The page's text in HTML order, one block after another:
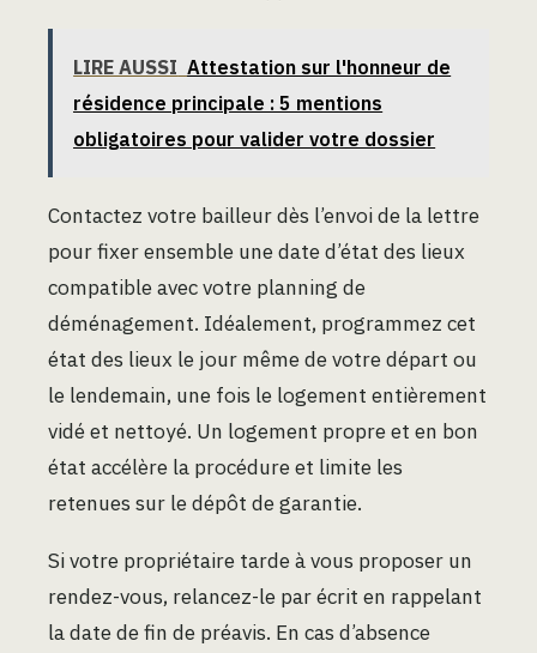
LIRE AUSSI Attestation sur l'honneur de
résidence principale : 5 mentions
obligatoires pour valider votre dossier
Contactez votre bailleur dès l’envoi de la lettre
pour fixer ensemble une date d’état des lieux
compatible avec votre planning de
déménagement. Idéalement, programmez cet
état des lieux le jour même de votre départ ou
le lendemain, une fois le logement entièrement
vidé et nettoyé. Un logement propre et en bon
état accélère la procédure et limite les
retenues sur le dépôt de garantie.
Si votre propriétaire tarde à vous proposer un
rendez-vous, relancez-le par écrit en rappelant
la date de fin de préavis. En cas d’absence